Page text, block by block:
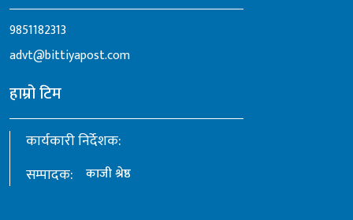
9851182313
advt@bittiyapost.com
हाम्रो टिम
कार्यकारी निर्देशक:
सम्पादक:
काजी श्रेष्ठ